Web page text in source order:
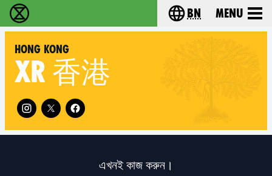
বিলুপ্তি বিদ্রোহ - Home Choose your
bn Menu
Hong Kong
XR 香港
Follow XR Hong Kong on
এখনই কাজ করুন।